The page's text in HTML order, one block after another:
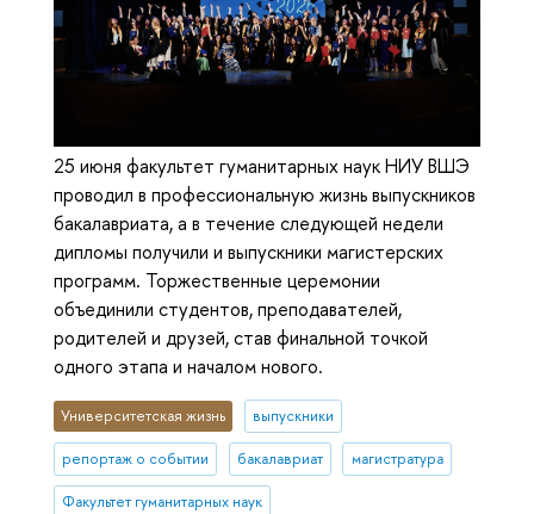
25 июня факультет гуманитарных наук НИУ ВШЭ
проводил в профессиональную жизнь выпускников
бакалавриата, а в течение следующей недели
дипломы получили и выпускники магистерских
программ. Торжественные церемонии
объединили студентов, преподавателей,
родителей и друзей, став финальной точкой
одного этапа и началом нового.
Университетская жизнь выпускники
репортаж о событии бакалавриат магистратура
Факультет гуманитарных наук